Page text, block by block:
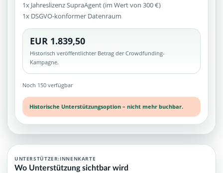
1x Jahreslizenz SupraAgent (im Wert von 300 €)
1x DSGVO-konformer Datenraum
EUR 1.839,50
Historisch veröffentlichter Betrag der Crowdfunding-
Kampagne.
Noch 150 verfügbar
Historische Unterstützungsoption – nicht mehr buchbar.
UNTERSTÜTZER:INNENKARTE
Wo Unterstützung sichtbar wird